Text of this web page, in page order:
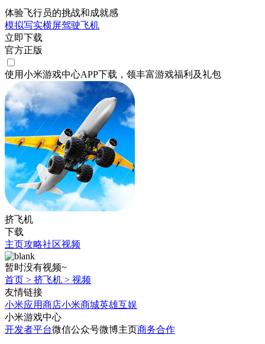
体验飞行员的挑战和成就感
模拟写实横屏驾驶飞机
立即下载
官方正版
使用小米游戏中心APP下载 ，领丰富游戏福利 及礼包
挤飞机
下载
主页攻略社区视频
暂时没有视频~
首页 > 挤飞机 > 视频
友情链接
小米应用商店小米商城英雄互娱
小米游戏中心
开发者平台微信公众号微博主页商务合作